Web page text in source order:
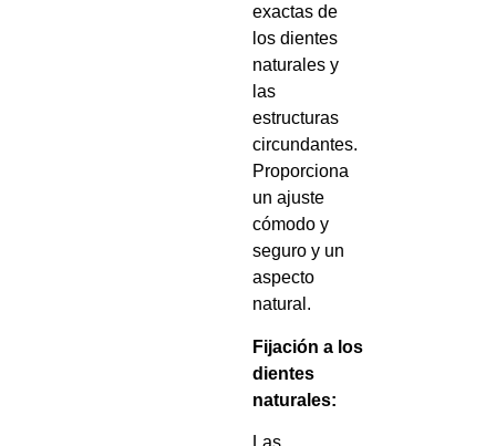
exactas de
los dientes
naturales y
las
estructuras
circundantes.
Proporciona
un ajuste
cómodo y
seguro y un
aspecto
natural.
Fijación a los
dientes
naturales: